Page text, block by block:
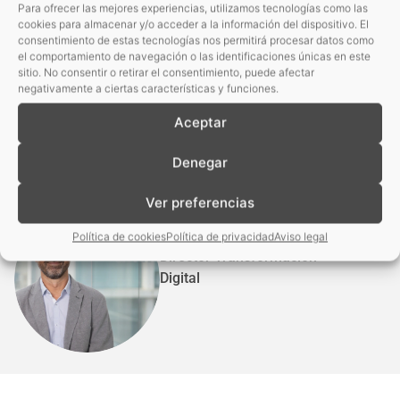
Para ofrecer las mejores experiencias, utilizamos tecnologías como las
cookies para almacenar y/o acceder a la información del dispositivo. El
consentimiento de estas tecnologías nos permitirá procesar datos como
el comportamiento de navegación o las identificaciones únicas en este
sitio. No consentir o retirar el consentimiento, puede afectar
negativamente a ciertas características y funciones.
Aceptar
Denegar
Ver preferencias
Política de cookiesPolítica de privacidadAviso legal
¿Quieressaber más
Déjanos tus datos y te contactaremos para
resolver tus dudas
o continuar la conversación.
Ricardo Díaz
Director Transformación
Digital